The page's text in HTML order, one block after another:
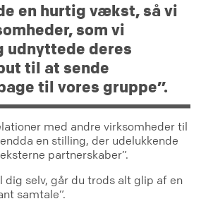
en hurtig vækst, så vi
som vi
udnyttede deres
til at sende
til vores gruppe”.
med andre virksomheder til
en stilling, der udelukkende
partnerskaber”.
dig selv, går du trods alt glip af en
samtale”.